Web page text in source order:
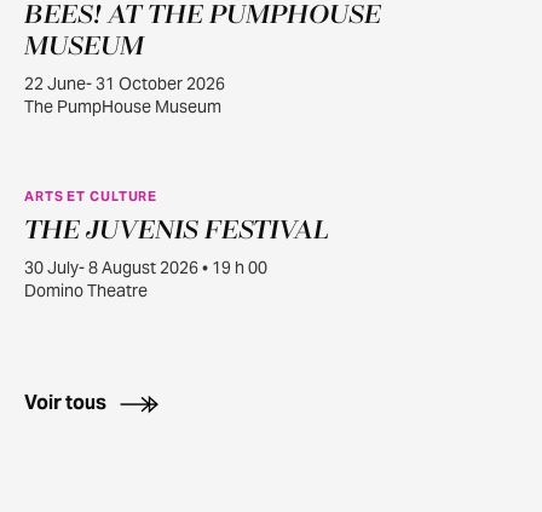
JUIN
22
BEES! AT THE PUMPHOUSE
MUSEUM
22 June- 31 October 2026
The PumpHouse Museum
JUILL.
30
ARTS ET CULTURE
THE JUVENIS FESTIVAL
30 July- 8 August 2026 • 19 h 00
Domino Theatre
Voir tous